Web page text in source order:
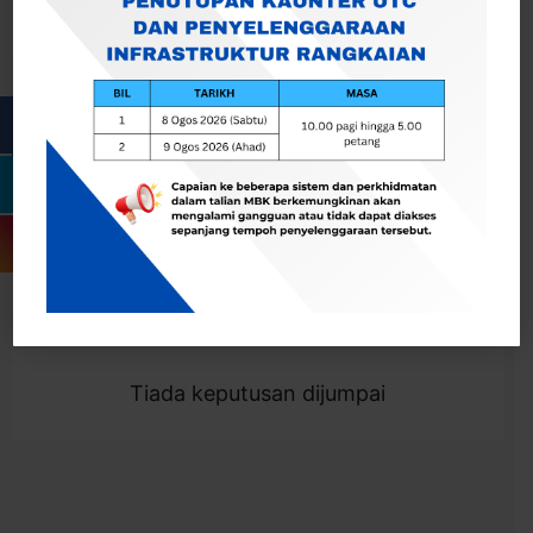
Togol Penapis
Showing 0 result
Tiada keputusan dijumpai